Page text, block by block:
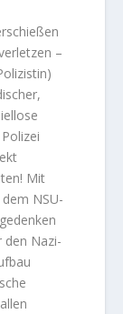
–
Mit
NSU-
den Nazi-